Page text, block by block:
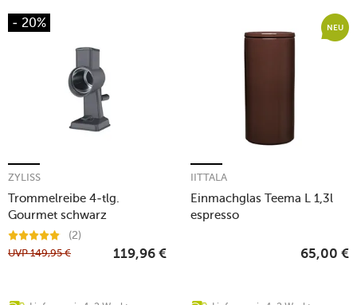
- 20%
Trommelreibe 4-tlg.
Gourmet schwarz
ZYLISS
(2)
UVP149,95 € 119,96 €
NEU
Einmachglas Teema L 1,3l
espresso
IITTALA
65,00 €